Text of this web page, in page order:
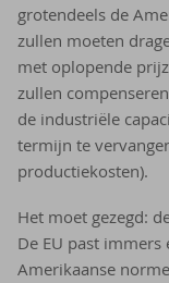
grotendeels de
zullen moeten
met oplopende
zullen
de industriële
termijn te
productiekosten).
Het moet gezegd:
De EU past
Amerikaanse